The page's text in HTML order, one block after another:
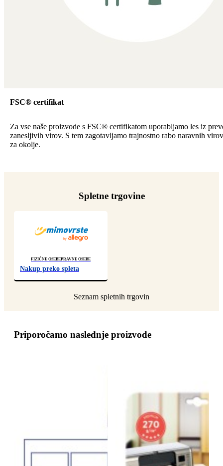
FSC® certifikat
Za vse naše proizvode s FSC® certifikatom uporabljamo les iz
zanesljivih virov. S tem zagotavljamo trajnostno rabo naravnih
za okolje.
Spletne trgovine
Fizične osebePravne osebe
Nakup preko spleta
Priporočamo naslednje proizvode